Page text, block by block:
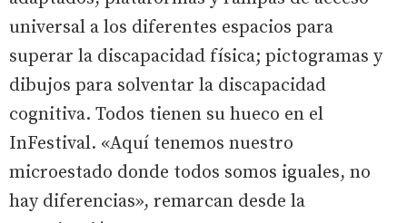
universal a los diferentes espacios para
superar la discapacidad física; pictogramas y
dibujos para solventar la discapacidad
cognitiva. Todos tienen su hueco en el
InFestival. «Aquí tenemos nuestro
microestado donde todos somos iguales, no
hay diferencias», remarcan desde la